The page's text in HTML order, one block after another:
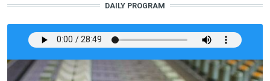
DAILY PROGRAM